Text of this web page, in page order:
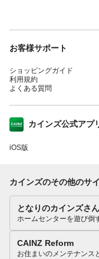
お客様サポート
ショッピングガイド
利用規約
よくある質問
カインズ公式アプ
iOS版
カインズのその他のサ
となりのカインズさん
ホームセンターを遊び倒
CAINZ Reform
お住まいのメンテナンス